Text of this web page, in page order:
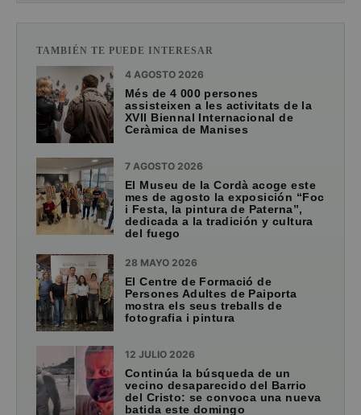
TAMBIÉN TE PUEDE INTERESAR
4 AGOSTO 2026
Més de 4 000 persones
assisteixen a les activitats de la
XVII Biennal Internacional de
Ceràmica de Manises
7 AGOSTO 2026
El Museu de la Cordà acoge este
mes de agosto la exposición “Foc
i Festa, la pintura de Paterna”,
dedicada a la tradición y cultura
del fuego
28 MAYO 2026
El Centre de Formació de
Persones Adultes de Paiporta
mostra els seus treballs de
fotografia i pintura
12 JULIO 2026
Continúa la búsqueda de un
vecino desaparecido del Barrio
del Cristo: se convoca una nueva
batida este domingo